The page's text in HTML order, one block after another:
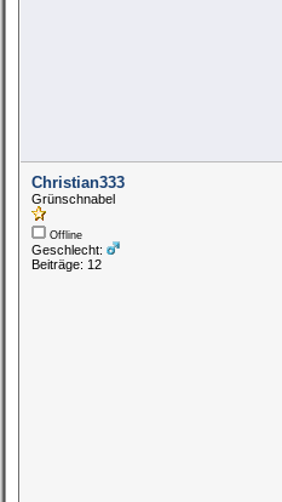
Christian333
Grünschnabel
Offline
Geschlecht:
Beiträge: 12